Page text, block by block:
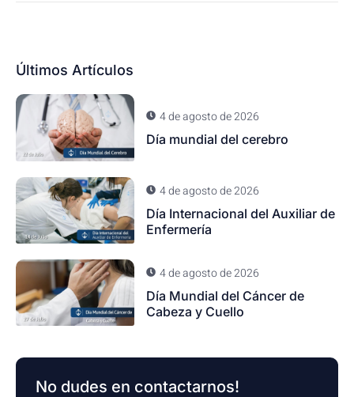
Últimos Artículos
4 de agosto de 2026
Día mundial del cerebro
4 de agosto de 2026
Día Internacional del Auxiliar de
Enfermería
4 de agosto de 2026
Día Mundial del Cáncer de
Cabeza y Cuello
No dudes en contactarnos!